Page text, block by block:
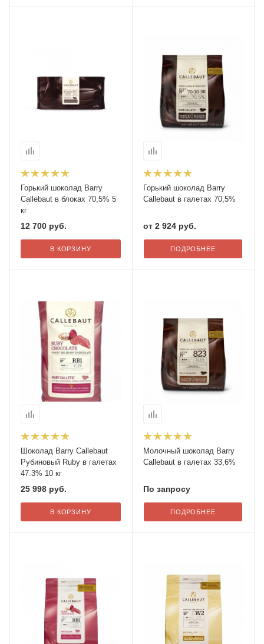
Горький шоколад Barry
Callebaut в блоках 70,5% 5
кг
12 700 руб.
В КОРЗИНУ
Горький шоколад Barry
Callebaut в галетах 70,5%
от 2 924 руб.
ПОДРОБНЕЕ
Шоколад Barry Callebaut
Рубиновый Ruby в галетах
47.3% 10 кг
25 998 руб.
В КОРЗИНУ
Молочный шоколад Barry
Callebaut в галетах 33,6%
По запросу
ПОДРОБНЕЕ